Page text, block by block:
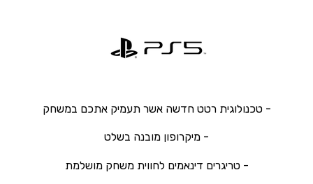
- טכנולוגית רטט חדשה אשר תעמיק אתכם במשחק
- מיקרופון מובנה בשלט
- טריגרים דינאמים לחווית משחק מושלמת